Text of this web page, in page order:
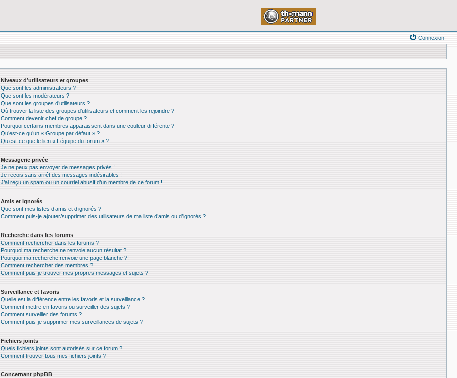
Connexion
Niveaux d’utilisateurs et groupes
Que sont les administrateurs ?
Que sont les modérateurs ?
Que sont les groupes d’utilisateurs ?
Où trouver la liste des groupes d’utilisateurs et comment les rejoindre ?
Comment devenir chef de groupe ?
Pourquoi certains membres apparaissent dans une couleur différente ?
Qu’est-ce qu’un « Groupe par défaut » ?
Qu’est-ce que le lien « L’équipe du forum » ?
Messagerie privée
Je ne peux pas envoyer de messages privés !
Je reçois sans arrêt des messages indésirables !
J’ai reçu un spam ou un courriel abusif d’un membre de ce forum !
Amis et ignorés
Que sont mes listes d’amis et d’ignorés ?
Comment puis-je ajouter/supprimer des utilisateurs de ma liste d’amis ou d’ignorés ?
Recherche dans les forums
Comment rechercher dans les forums ?
Pourquoi ma recherche ne renvoie aucun résultat ?
Pourquoi ma recherche renvoie une page blanche ?!
Comment rechercher des membres ?
Comment puis-je trouver mes propres messages et sujets ?
Surveillance et favoris
Quelle est la différence entre les favoris et la surveillance ?
Comment mettre en favoris ou surveiller des sujets ?
Comment surveiller des forums ?
Comment puis-je supprimer mes surveillances de sujets ?
Fichiers joints
Quels fichiers joints sont autorisés sur ce forum ?
Comment trouver tous mes fichiers joints ?
Concernant phpBB